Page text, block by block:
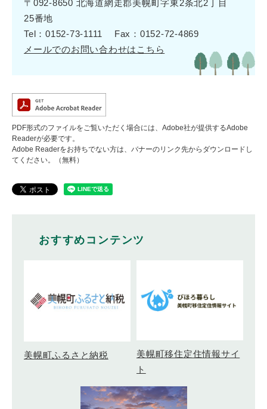
〒092-8650 北海道網走郡美幌町字東2条北2丁目
25番地
Tel：0152-73-1111
Fax：0152-72-4869
メールでのお問い合わせはこちら
PDF形式のファイルをご覧いただく場合には、Adobe社が提供するAdobe
Readerが必要です。
Adobe Readerをお持ちでない方は、バナーのリンク先からダウンロードし
てください。（無料）
おすすめコンテンツ
美幌町ふるさと納税
美幌町移住定住情報サイ
ト